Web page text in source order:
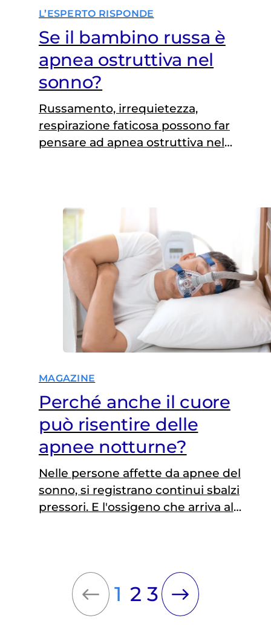
L’ESPERTO RISPONDE
Se il bambino russa è
apnea ostruttiva nel
sonno?
Russamento, irrequietezza,
respirazione faticosa possono far
pensare ad apnea ostruttiva nel
MAGAZINE
Perché anche il cuore
può risentire delle
apnee notturne?
Nelle persone affette da apnee del
sonno, si registrano continui sbalzi
pressori. E l'ossigeno che arriva al
1 2 3